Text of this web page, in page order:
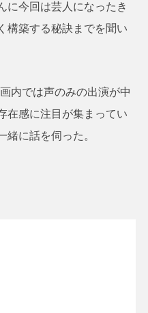
に今回は芸人になったき
構築する秘訣までを聞い
内では声のみの出演が中
在感に注目が集まってい
緒に話を伺った。